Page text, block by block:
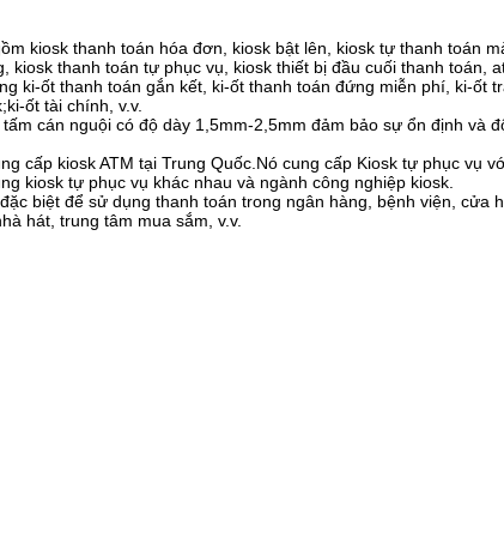
kiosk thanh toán hóa đơn, kiosk bật lên, kiosk tự thanh toán
kiosk thanh toán tự phục vụ, kiosk thiết bị đầu cuối thanh toán,
ki-ốt thanh toán gắn kết, ki-ốt thanh toán đứng miễn phí, ki-ốt
ốt tài chính, v.v.
cán nguội có độ dày 1,5mm-2,5mm đảm bảo sự ổn định và
cấp kiosk ATM tại Trung Quốc.Nó cung cấp Kiosk tự phục vụ
kiosk tự phục vụ khác nhau và ngành công nghiệp kiosk.
biệt để sử dụng thanh toán trong ngân hàng, bệnh viện, cửa
hát, trung tâm mua sắm, v.v.